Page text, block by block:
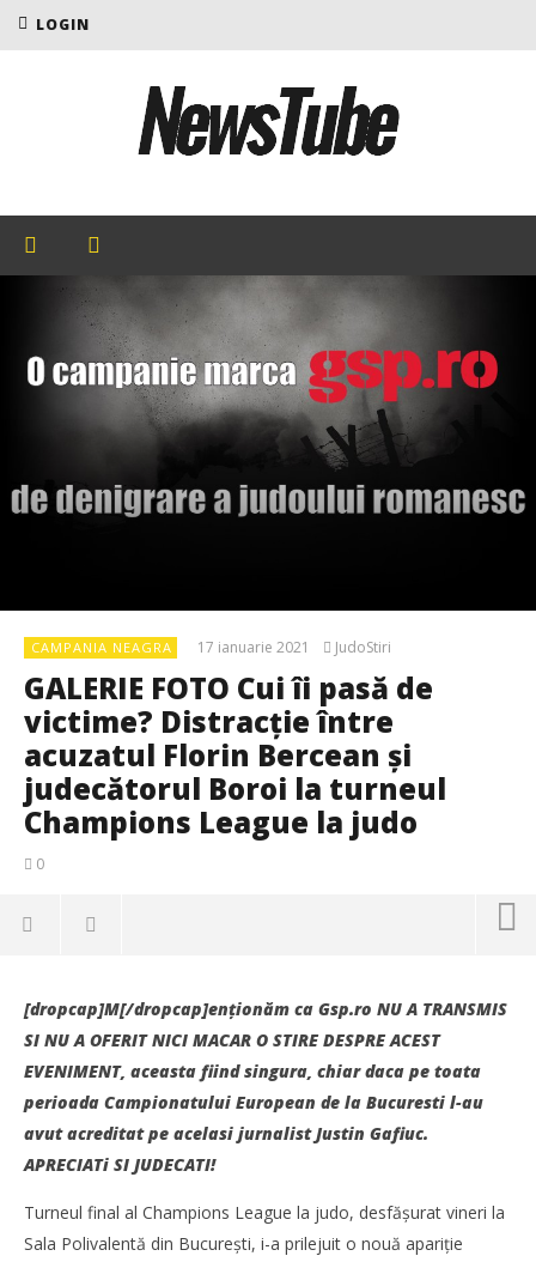
LOGIN
CAMPANIA NEAGRA 17 ianuarie 2021 JudoStiri
GALERIE FOTO Cui îi pasă de
victime? Distracție între
acuzatul Florin Bercean și
judecătorul Boroi la turneul
Champions League la judo
0
[dropcap]M[/dropcap]enţionăm ca Gsp.ro NU A TRANSMIS
SI NU A OFERIT NICI MACAR O STIRE DESPRE ACEST
EVENIMENT, aceasta fiind singura, chiar daca pe toata
perioada Campionatului European de la Bucuresti l-au
avut acreditat pe acelasi jurnalist Justin Gafiuc.
APRECIATi SI JUDECATI!
Turneul final al Champions League la judo, desfășurat vineri la
Sala Polivalentă din București, i-a prilejuit o nouă apariție